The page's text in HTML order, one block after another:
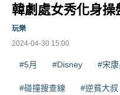
韓劇處女秀化身操
2024-04-30 15:00
玩樂
#5月 #Disney #宋
#碰撞搜查線 #逆貧大叔